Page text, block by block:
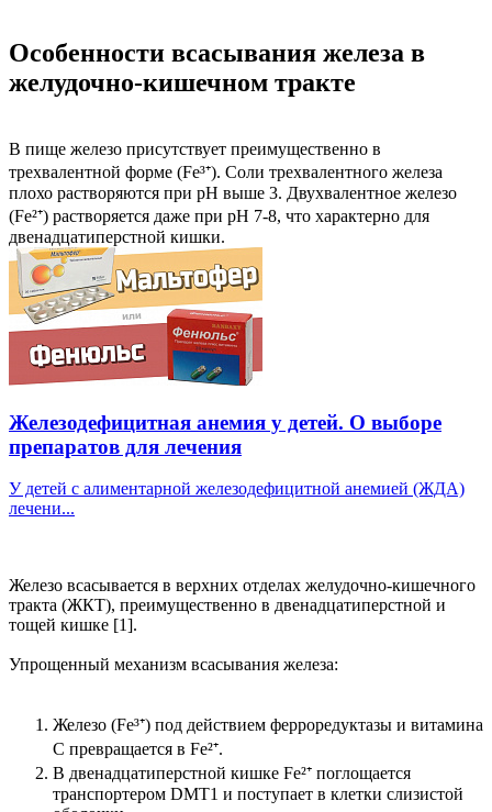
Особенности всасывания железа в
желудочно-кишечном тракте
В пище железо присутствует преимущественно в
трехвалентной форме (Fe³⁺). Соли трехвалентного железа
плохо растворяются при pH выше 3. Двухвалентное железо
(Fe²⁺) растворяется даже при pH 7-8, что характерно для
двенадцатиперстной кишки.
Железодефицитная анемия у детей. О выборе
препаратов для лечения
У детей с алиментарной железодефицитной анемией (ЖДА)
лечени...
Железо всасывается в верхних отделах желудочно-кишечного
тракта (ЖКТ), преимущественно в двенадцатиперстной и
тощей кишке [1].
Упрощенный механизм всасывания железа:
Железо (Fe³⁺) под действием ферроредуктазы и витамина
С превращается в Fe²⁺.
В двенадцатиперстной кишке Fe²⁺ поглощается
транспортером DMT1 и поступает в клетки слизистой